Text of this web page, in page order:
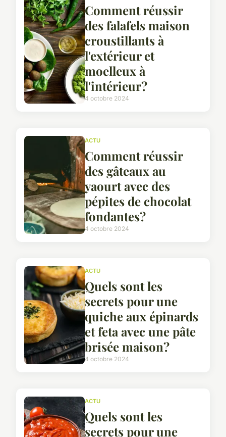
Comment réussir
des falafels maison
croustillants à
l'extérieur et
moelleux à
l'intérieur?
4 octobre 2024
ACTU
Comment réussir
des gâteaux au
yaourt avec des
pépites de chocolat
fondantes?
4 octobre 2024
ACTU
Quels sont les
secrets pour une
quiche aux épinards
et feta avec une pâte
brisée maison?
4 octobre 2024
ACTU
Quels sont les
secrets pour une